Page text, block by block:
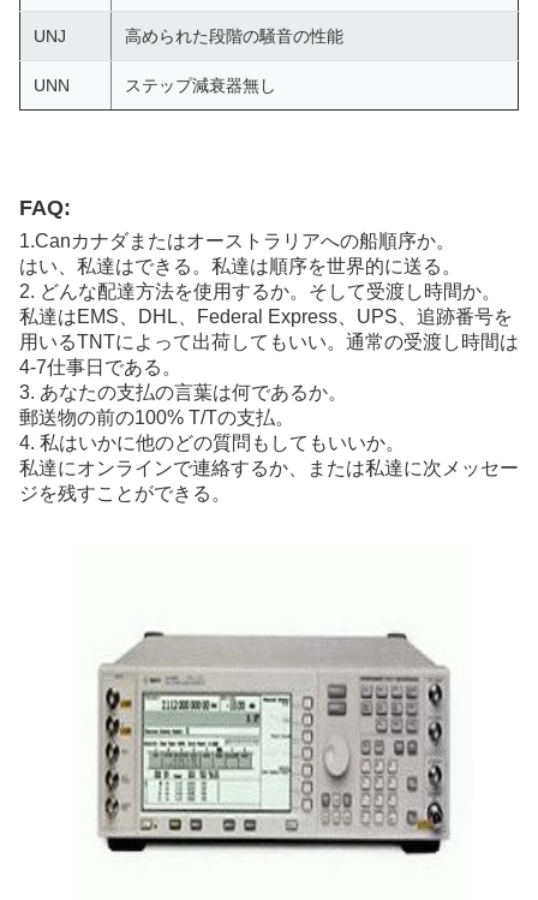
UNJ 高められた段階の騒音の性能
UNN ステップ減衰器無し
FAQ:
1.Canカナダまたはオーストラリアへの船順序か。
はい、私達はできる。私達は順序を世界的に送る。
2. どんな配達方法を使用するか。そして受渡し時間か。
私達はEMS、DHL、Federal Express、UPS、追跡番号を
用いるTNTによって出荷してもいい。通常の受渡し時間は
4-7仕事日である。
3. あなたの支払の言葉は何であるか。
郵送物の前の100% T/Tの支払。
4. 私はいかに他のどの質問もしてもいいか。
私達にオンラインで連絡するか、または私達に次メッセー
ジを残すことができる。